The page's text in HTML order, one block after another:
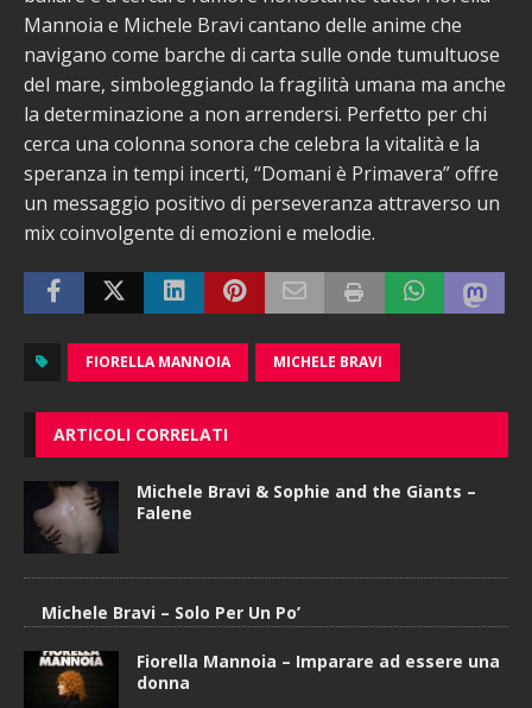
Mannoia e Michele Bravi cantano delle anime che
navigano come barche di carta sulle onde tumultuose
del mare, simboleggiando la fragilità umana ma anche
la determinazione a non arrendersi. Perfetto per chi
cerca una colonna sonora che celebra la vitalità e la
speranza in tempi incerti, “Domani è Primavera” offre
un messaggio positivo di perseveranza attraverso un
mix coinvolgente di emozioni e melodie.
FIORELLA MANNOIA MICHELE BRAVI
ARTICOLI CORRELATI
Michele Bravi & Sophie and the Giants –
Falene
Michele Bravi – Solo Per Un Po’
Fiorella Mannoia – Imparare ad essere una
donna